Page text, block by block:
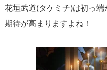
花垣武道(タケミチ)は初っ端
期待が高まりますよね！